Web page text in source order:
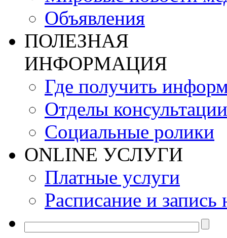
Объявления
ПОЛЕЗНАЯ
ИНФОРМАЦИЯ
Где получить
Отделы консультации
Социальные ролики
ONLINE УСЛУГИ
Платные услуги
Расписание и запись